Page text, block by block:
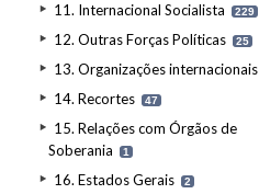
11. Internacional Socialista 229
12. Outras Forças Políticas 25
13. Organizações internacionais
14. Recortes 47
15. Relações com Órgãos de
Soberania
1
16. Estados Gerais 2